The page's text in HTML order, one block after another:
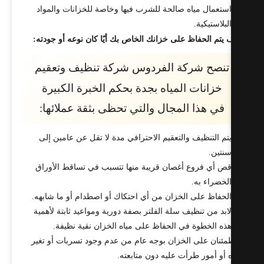
استعمال مياه صالحة للشرب فيها وخاصة للخزانات والمواد
البلاستيكية.
يتم الحفاظ على خزانك الخاص بك أيًا كان نوعه أو جودته:
تنصح شركة الفردوس شركة تنظيف وتعقيم
خزانات المياه بجدة بحكم الخبرة الكبيرة
في هذا المجال والتي تحظى بثقة عملائها:
يتم التنظيف والتعقيم الاحترافي مدة لا تقل عن عامين إلى
قص أي فروع أغصان قريبة منها تتسبب في تساقط الأوراق
الخضراء به.
الحفاظ على الخزان من أي احتكاك أو اصطدام أو ما شابهه.
لابد من تنظيف سلة الفلتر بصفة دورية ومواعيد ثابتة لأهمية
هذه الخطوة في الحفاظ على مياه الخزان نقية نظيفة.
على الخزان بوجه عام من عدم وجود تسربات أو تغير
أو أمور طرأت عليه دون متابعته.